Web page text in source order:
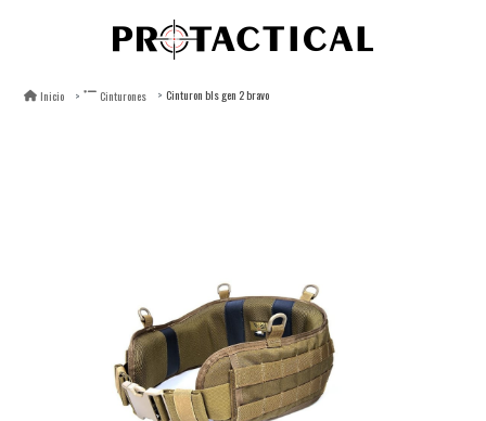
Inicio Cinturones Cinturon bls gen 2 bravo